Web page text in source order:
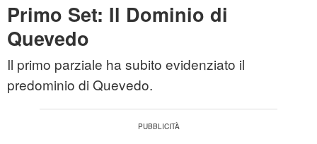
Primo Set: Il Dominio di
Quevedo
Il primo parziale ha subito evidenziato il
predominio di Quevedo.